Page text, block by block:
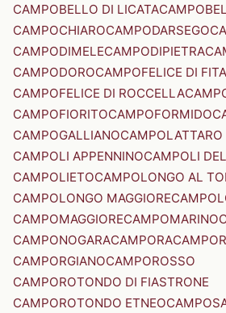
CAMPOBELLO DI LICATA
CAMPOCHIAROCAMPODARSEGO
CAMPODIMELECAMPODIPIETRA
CAMPODOROCAMPOFELICE DI
CAMPOFELICE DI ROCCELLA
CAMPOFIORITOCAMPOFORMIDO
CAMPOGALLIANOCAMPOLATTARO
CAMPOLI APPENNINOCAMPOLI
CAMPOLIETOCAMPOLONGO AL
CAMPOLONGO MAGGIORE
CAMPOMAGGIORECAMPOMARINO
CAMPONOGARACAMPORA
CAMPORGIANOCAMPOROSSO
CAMPOROTONDO DI FIASTRONE
CAMPOROTONDO ETNEO